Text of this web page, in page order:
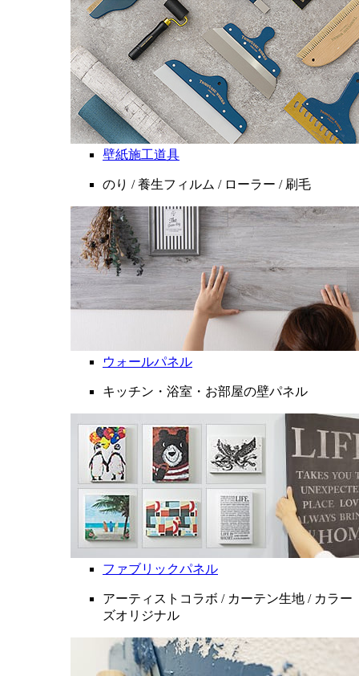
壁紙施工道具
のり / 養生フィルム / ローラー / 刷毛
ウォールパネル
キッチン・浴室・お部屋の壁パネル
ファブリックパネル
アーティストコラボ / カーテン生地 / カラー
ズオリジナル